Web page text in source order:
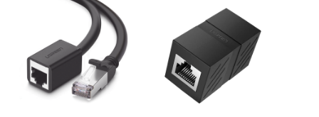
AccesoriosMobiliario
ApoyoPantallas
/
MonitoresVideowall
Seguridad